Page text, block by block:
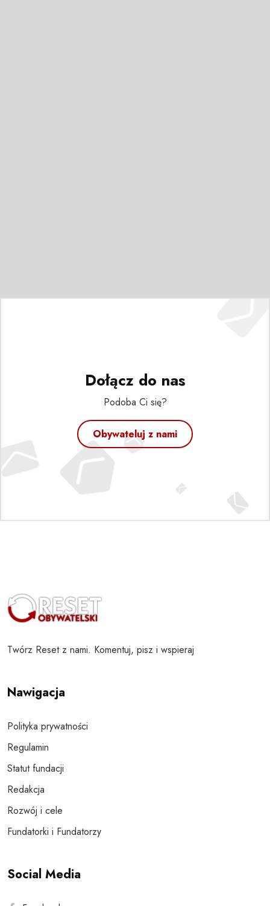
Dołącz do nas
Podoba Ci się?
Obywateluj z nami
Twórz Reset z nami. Komentuj, pisz i wspieraj
Nawigacja
Polityka prywatności
Regulamin
Statut fundacji
Redakcja
Rozwój i cele
Fundatorki i Fundatorzy
Social Media